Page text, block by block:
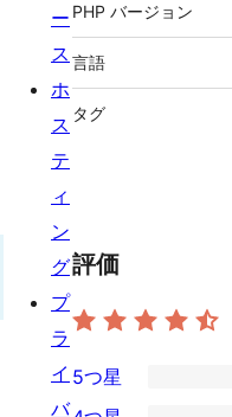
PHP バージョン
言語
タグ
評価
9
5つ星
ー
ス
ホ
ス
テ
ィ
ン
グ
プ
ラ
イ
バ